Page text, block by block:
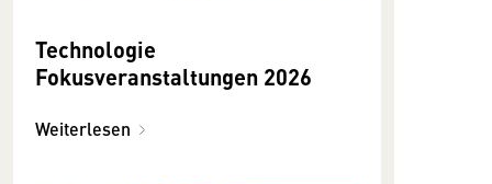
Technologie
Fokusveranstaltungen 2026
Weiterlesen